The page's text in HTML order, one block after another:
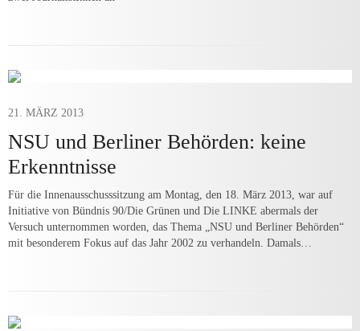
21. MÄRZ 2013
NSU und Berliner Behörden: keine
Erkenntnisse
Für die Innenausschusssitzung am Montag, den 18. März 2013, war auf
Initiative von Bündnis 90/Die Grünen und Die LINKE abermals der
Versuch unternommen worden, das Thema „NSU und Berliner Behörden“
mit besonderem Fokus auf das Jahr 2002 zu verhandeln. Damals…